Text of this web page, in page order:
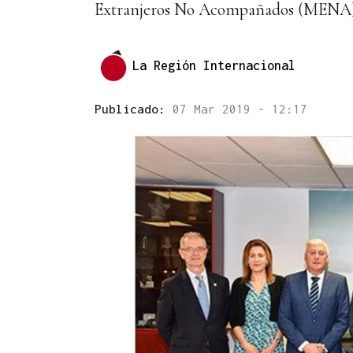
Extranjeros No Acompañados
La Región Internacional
Publicado: 07 Mar 2019 - 12:17